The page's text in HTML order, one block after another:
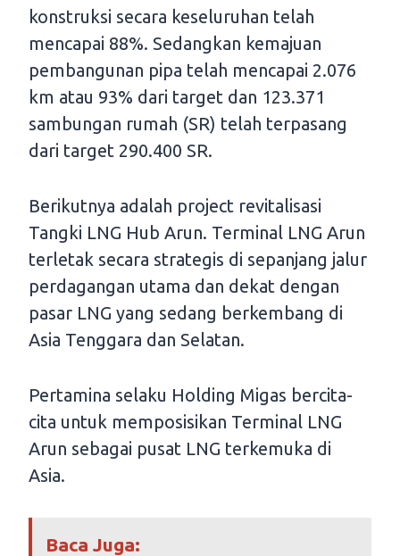
konstruksi secara keseluruhan telah
mencapai 88%. Sedangkan kemajuan
pembangunan pipa telah mencapai 2.076
km atau 93% dari target dan 123.371
sambungan rumah (SR) telah terpasang
dari target 290.400 SR.
Berikutnya adalah project revitalisasi
Tangki LNG Hub Arun. Terminal LNG Arun
terletak secara strategis di sepanjang jalur
perdagangan utama dan dekat dengan
pasar LNG yang sedang berkembang di
Asia Tenggara dan Selatan.
Pertamina selaku Holding Migas bercita-
cita untuk memposisikan Terminal LNG
Arun sebagai pusat LNG terkemuka di
Asia.
Baca Juga: